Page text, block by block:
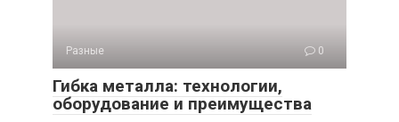
Разные 0
Гибка металла: технологии,
оборудование и преимущества